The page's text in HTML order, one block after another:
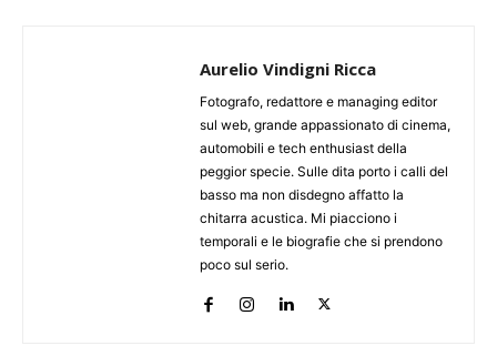
Aurelio Vindigni Ricca
Fotografo, redattore e managing editor
sul web, grande appassionato di cinema,
automobili e tech enthusiast della
peggior specie. Sulle dita porto i calli del
basso ma non disdegno affatto la
chitarra acustica. Mi piacciono i
temporali e le biografie che si prendono
poco sul serio.